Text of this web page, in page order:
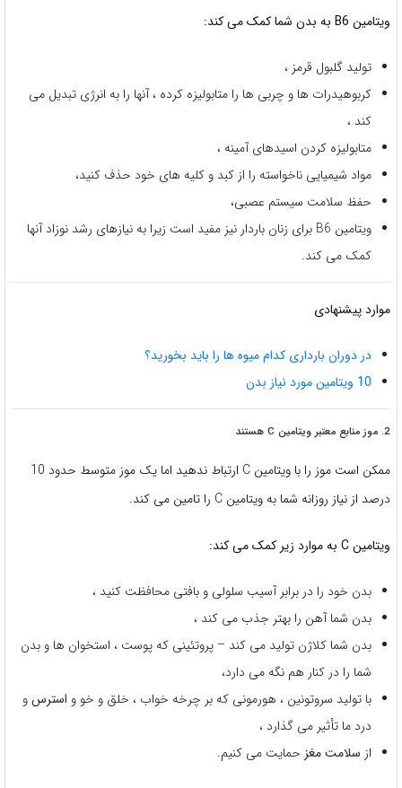
ویتامین B6 به بدن شما کمک می کند:
تولید گلبول قرمز ،
کربوهیدرات ها و چربی ها را متابولیزه کرده ، آنها را به انرژی تبدیل می
کند ،
متابولیزه کردن اسیدهای آمینه ،
مواد شیمیایی ناخواسته را از کبد و کلیه های خود حذف کنید،
حفظ سلامت سیستم عصبی،
ویتامین B6 برای زنان باردار نیز مفید است زیرا به نیازهای رشد نوزاد آنها
کمک می کند.
موارد پیشنهادی
در دوران بارداری کدام میوه ها را باید بخورید؟
10 ویتامین مورد نیاز بدن
2. موز منابع معتبر ویتامین C هستند
ممکن است موز را با ویتامین C ارتباط ندهید اما یک موز متوسط ​​حدود 10
درصد از نیاز روزانه شما به ویتامین C را تامین می کند.
ویتامین C به موارد زیر کمک می کند:
بدن خود را در برابر آسیب سلولی و بافتی محافظت کنید ،
بدن شما آهن را بهتر جذب می کند ،
بدن شما کلاژن تولید می کند – پروتئینی که پوست ، استخوان ها و بدن
شما را در کنار هم نگه می دارد،
با تولید سروتونین ، هورمونی که بر چرخه خواب ، خلق و خو و استرسو
درد ما تأثیر می گذارد ،
از سلامت مغز حمایت می کنیم.